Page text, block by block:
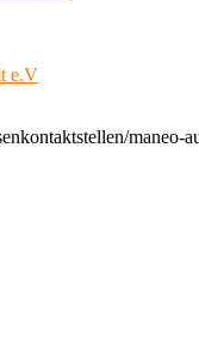
e.V
maneo-